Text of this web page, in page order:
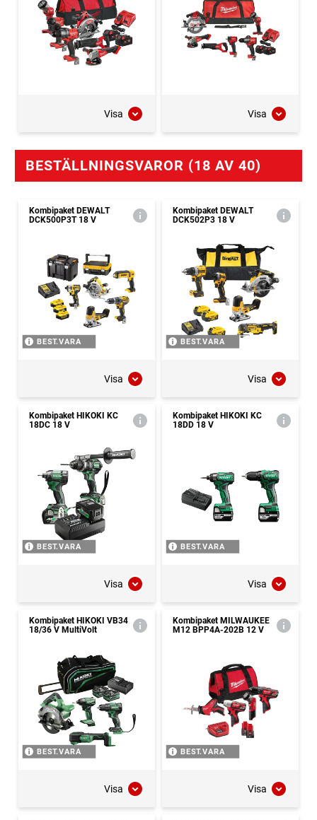
Visa Visa
BESTÄLLNINGSVAROR (18 AV 40)
Kombipaket DEWALT
DCK500P3T 18 V
BEST.VARA
Visa
Kombipaket DEWALT
DCK502P3 18 V
BEST.VARA
Visa
Kombipaket HIKOKI KC
18DC 18 V
BEST.VARA
Visa
Kombipaket HIKOKI KC
18DD 18 V
BEST.VARA
Visa
Kombipaket HIKOKI VB34
18/36 V MultiVolt
BEST.VARA
Visa
Kombipaket MILWAUKEE
M12 BPP4A-202B 12 V
BEST.VARA
Visa